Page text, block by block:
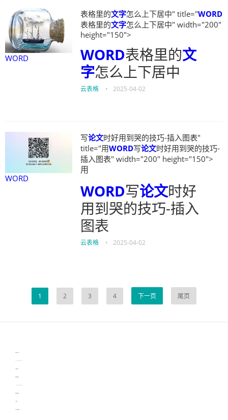
WORD
表格里的文字怎么上下居中" title="WORD
表格里的文字怎么上下居中" width="200"
height="150">
WORD表格里的文
字怎么上下居中
云表格 • 2025-04-02
WORD
写论文时好用到哭的技巧-插入图表"
title="用WORD写论文时好用到哭的技巧-
插入图表" width="200" height="150">
用
WORD写论文时好
用到哭的技巧-插入
图表
云表格 • 2025-04-02
1 2 3 4 下一页 尾页